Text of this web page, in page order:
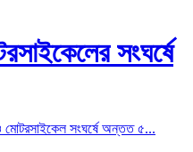
সংঘর্ষে
মোটরসাইকেল সংঘর্ষে অন্তত ৫...